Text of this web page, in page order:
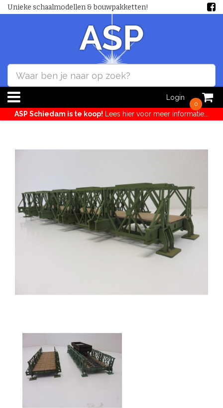
Unieke schaalmodellen & bouwpakketten!
0
Login
ASP Schiedam is te koop! Lees hier voor meer informatie...